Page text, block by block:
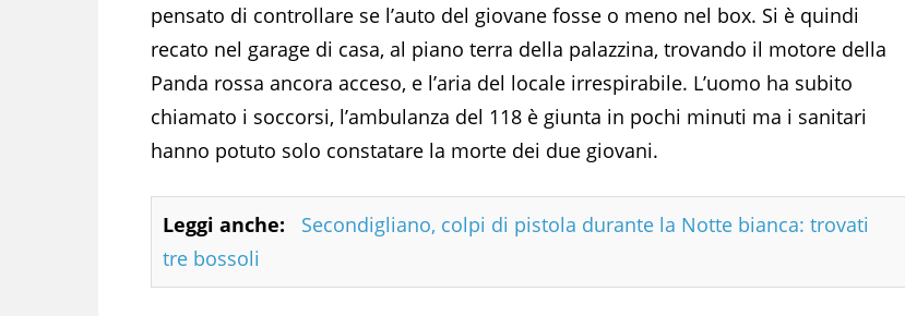
pensato di controllare se l’auto del giovane fosse o meno nel box. Si è quindi
recato nel garage di casa, al piano terra della palazzina, trovando il motore della
Panda rossa ancora acceso, e l’aria del locale irrespirabile. L’uomo ha subito
chiamato i soccorsi, l’ambulanza del 118 è giunta in pochi minuti ma i sanitari
hanno potuto solo constatare la morte dei due giovani.
Leggi anche:
Secondigliano, colpi di pistola durante la Notte bianca: trovati
tre bossoli